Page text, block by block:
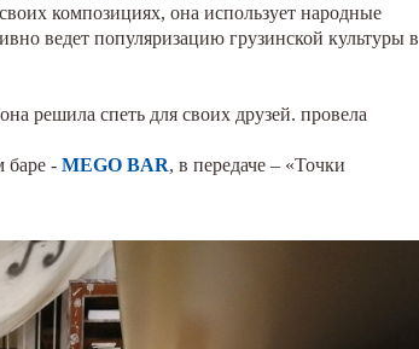
композициях, она использует народные
ведет популяризацию грузинской культуры в
решила спеть для своих друзей. провела
баре - MEGO BAR, в передаче – «Точки